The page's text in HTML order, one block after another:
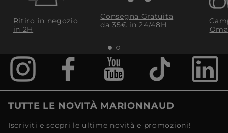
Ritiro in negozio
in 2H
Consegna Gratuita
da 35€​ in 24/48H
TUTTE LE NOVITÀ MARIONNAUD
Iscriviti e scopri le ultime novità e promozioni!